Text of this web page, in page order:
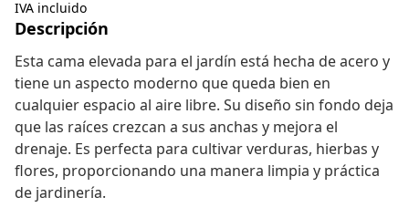
IVA incluido
Descripción
Esta cama elevada para el jardín está hecha de acero y
tiene un aspecto moderno que queda bien en
cualquier espacio al aire libre. Su diseño sin fondo deja
que las raíces crezcan a sus anchas y mejora el
drenaje. Es perfecta para cultivar verduras, hierbas y
flores, proporcionando una manera limpia y práctica
de jardinería.